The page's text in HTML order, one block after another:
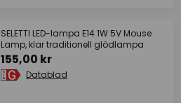
SELETTI LED-lampa E14 1W 5V Mouse
Lamp, klar traditionell glödlampa
155,00 kr
Datablad